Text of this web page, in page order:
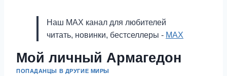
Наш MAX канал для любителей
читать, новинки, бестселлеры - MAX
Мой личный Армагедон
ПОПАДАНЦЫ В ДРУГИЕ МИРЫ